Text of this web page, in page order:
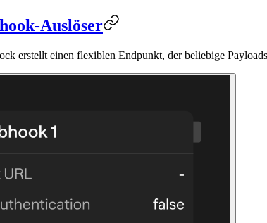
Auslöser
erstellt einen flexiblen Endpunkt, der beliebige